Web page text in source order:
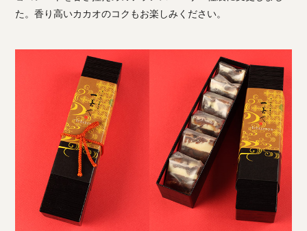
た。香り高いカカオのコクもお楽しみください。